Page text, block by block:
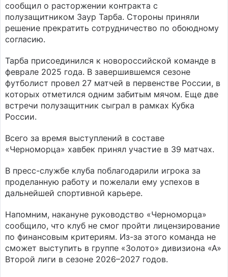
сообщил о расторжении контракта с
полузащитником Заур Тарба. Стороны приняли
решение прекратить сотрудничество по обоюдному
согласию.
Тарба присоединился к новороссийской команде в
феврале 2025 года. В завершившемся сезоне
футболист провел 27 матчей в первенстве России, в
которых отметился одним забитым мячом. Еще две
встречи полузащитник сыграл в рамках Кубка
России.
Всего за время выступлений в составе
«Черноморца» хавбек принял участие в 39 матчах.
В пресс-службе клуба поблагодарили игрока за
проделанную работу и пожелали ему успехов в
дальнейшей спортивной карьере.
Напомним, накануне руководство «Черноморца»
сообщило, что клуб не смог пройти лицензирование
по финансовым критериям. Из-за этого команда не
сможет выступить в группе «Золото» дивизиона «А»
Второй лиги в сезоне 2026–2027 годов.